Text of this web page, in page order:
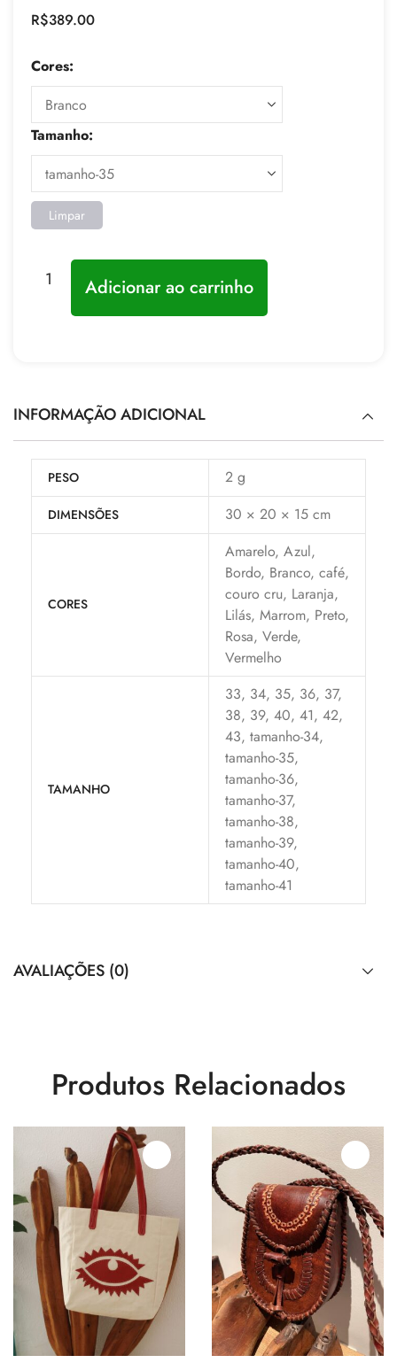
R$389.00
Cores:
Tamanho:
Limpar
Adicionar ao carrinho
INFORMAÇÃO ADICIONAL
PESO 2 g
DIMENSÕES 30 × 20 × 15 cm
CORES
Amarelo, Azul,
Bordo, Branco, café,
couro cru, Laranja,
Lilás, Marrom, Preto,
Rosa, Verde,
Vermelho
TAMANHO
33, 34, 35, 36, 37,
38, 39, 40, 41, 42,
43, tamanho-34,
tamanho-35,
tamanho-36,
tamanho-37,
tamanho-38,
tamanho-39,
tamanho-40,
tamanho-41
AVALIAÇÕES (0)
Produtos Relacionados